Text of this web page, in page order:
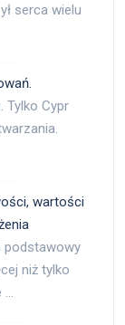
serca wielu
Tylko Cypr
wartości
podstawowy
niż tylko
…